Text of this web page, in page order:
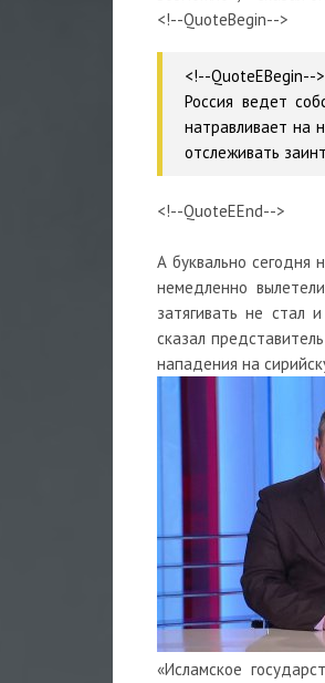
<!--QuoteBegin-->
<!--QuoteEBegin-->
Россия ведет
натравливает на
отслеживать
<!--QuoteEEnd-->
А буквально сегодня
немедленно
затягивать не стал
сказал
нападения на
«Исламское